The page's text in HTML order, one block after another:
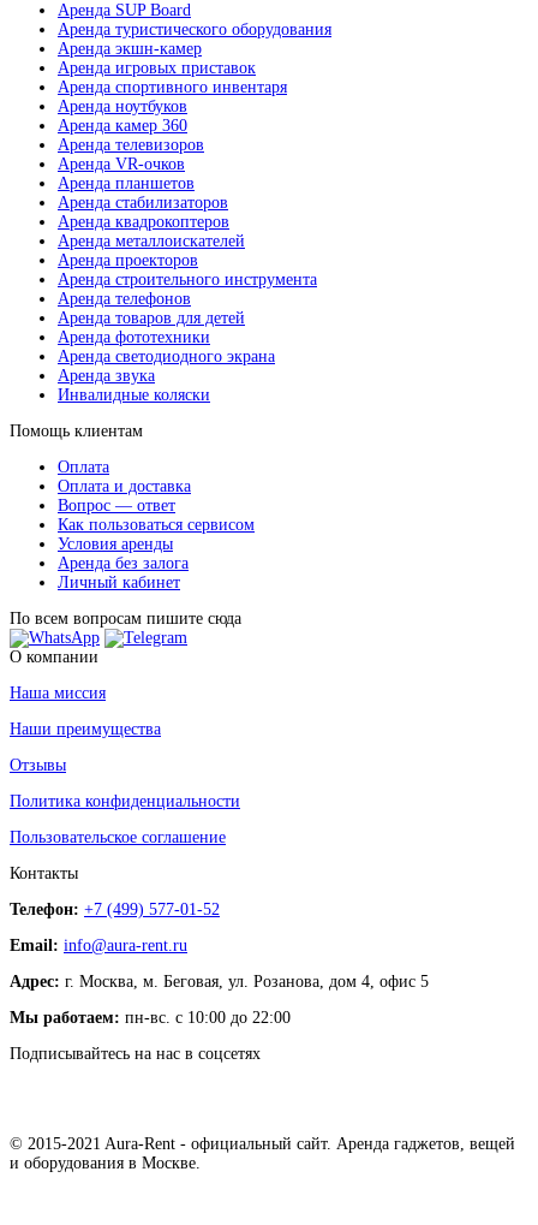
Аренда SUP Board
Аренда туристического оборудования
Аренда экшн-камер
Аренда игровых приставок
Аренда спортивного инвентаря
Аренда ноутбуков
Аренда камер 360
Аренда телевизоров
Аренда VR-очков
Аренда планшетов
Аренда стабилизаторов
Аренда квадрокоптеров
Аренда металлоискателей
Аренда проекторов
Аренда строительного инструмента
Аренда телефонов
Аренда товаров для детей
Аренда фототехники
Аренда светодиодного экрана
Аренда звука
Инвалидные коляски
Помощь клиентам
Оплата
Оплата и доставка
Вопрос — ответ
Как пользоваться сервисом
Условия аренды
Аренда без залога
Личный кабинет
По всем вопросам пишите сюда
О компании
Наша миссия
Наши преимущества
Отзывы
Политика конфиденциальности
Пользовательское соглашение
Контакты
Телефон: +7 (499) 577-01-52
Email: info@aura-rent.ru
Адрес: г. Москва, м. Беговая, ул. Розанова, дом 4, офис 5
Мы работаем: пн-вс. с 10:00 до 22:00
Подписывайтесь на нас в соцсетях
© 2015-2021 Aura-Rent - официальный сайт. Аренда гаджетов, вещей
и оборудования в Москве.